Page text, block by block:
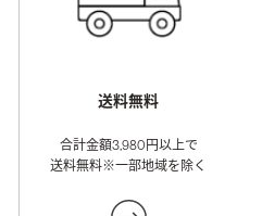
送料無料
合計金額3,980円以上で
送料無料※一部地域を除く